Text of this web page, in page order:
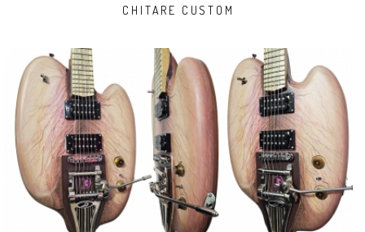
CHITARE CUSTOM